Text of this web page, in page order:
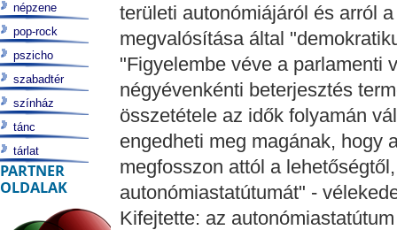
területi autonómiájáról és arról
megvalósítása által
"Figyelembe véve a parlamenti
négyévenkénti beterjesztés
összetétele az idők folyamán
engedheti meg magának, hogy
megfosszon attól a
autonómiastatútumát" -
Kifejtette: az
népzene
pop-rock
pszicho
szabadtér
színház
tánc
tárlat
PARTNER
OLDALAK